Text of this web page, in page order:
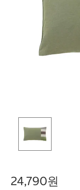
24,790원